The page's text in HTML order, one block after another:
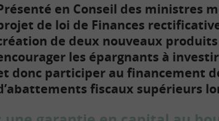
en Conseil des ministres
de loi de Finances
de deux nouveaux produits
les épargnants à
donc participer au financement
fiscaux supérieurs